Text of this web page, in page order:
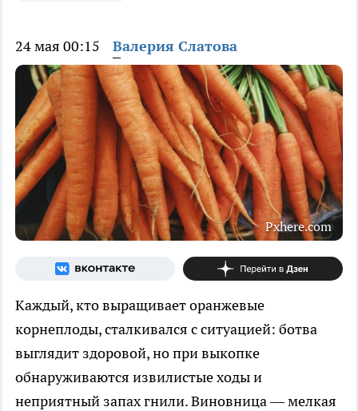
24 мая 00:15 Валерия Слатова
Pxhere.com
Каждый, кто выращивает оранжевые
корнеплоды, сталкивался с ситуацией: ботва
выглядит здоровой, но при выкопке
обнаруживаются извилистые ходы и
неприятный запах гнили. Виновница — мелкая